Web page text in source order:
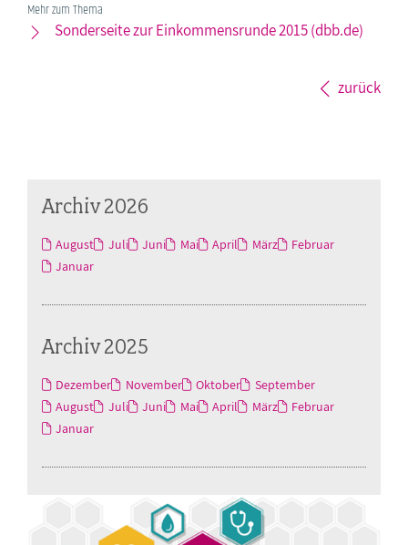
Mehr zum Thema
Sonderseite zur Einkommensrunde 2015 (dbb.de)
zurück
Archiv 2026
August Juli Juni Mai April März
Februar
Januar
Archiv 2025
Dezember November Oktober
September
August
Juli Juni Mai April März
Februar
Januar